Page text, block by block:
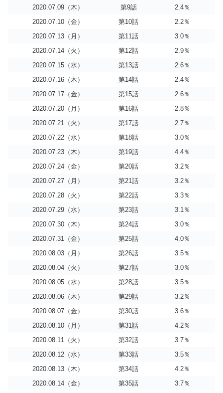
2020.07.09（木） 第9話
2.4％
2020.07.10（金）
第10話
2.2％
2020.07.13（月）
第11話
3.0％
2020.07.14（火）
第12話
2.9％
2020.07.15（水）
第13話
2.6％
2020.07.16（木）
第14話
2.4％
2020.07.17（金）
第15話
2.6％
2020.07.20（月）
第16話
2.8％
2020.07.21（火）
第17話
2.7％
2020.07.22（水）
第18話
3.0％
2020.07.23（木）
第19話
4.4％
2020.07.24（金）
第20話
3.2％
2020.07.27（月）
第21話
3.2％
2020.07.28（火）
第22話
3.3％
2020.07.29（水）
第23話
3.1％
2020.07.30（木）
第24話
3.0％
2020.07.31（金）
第25話
4.0％
2020.08.03（月）
第26話
3.5％
2020.08.04（火）
第27話
3.0％
2020.08.05（水）
第28話
3.5％
2020.08.06（木）
第29話
3.2％
2020.08.07（金）
第30話
3.6％
2020.08.10（月）
第31話
4.2％
2020.08.11（火）
第32話
3.7％
2020.08.12（水）
第33話
3.5％
2020.08.13（木）
第34話
4.2％
2020.08.14（金）
第35話
3.7％